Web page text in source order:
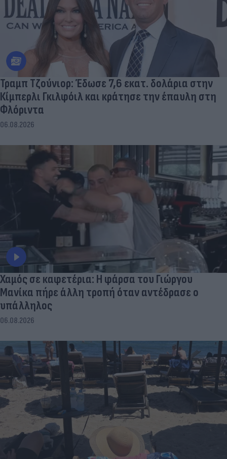
Τραμπ Τζούνιορ: Έδωσε 7,6 εκατ. δολάρια στην
Κίμπερλι Γκιλφόιλ και κράτησε την έπαυλη στη
Φλόριντα
06.08.2026
Χαμός σε καφετέρια: Η φάρσα του Γιώργου
Μανίκα πήρε άλλη τροπή όταν αντέδρασε ο
υπάλληλος
06.08.2026